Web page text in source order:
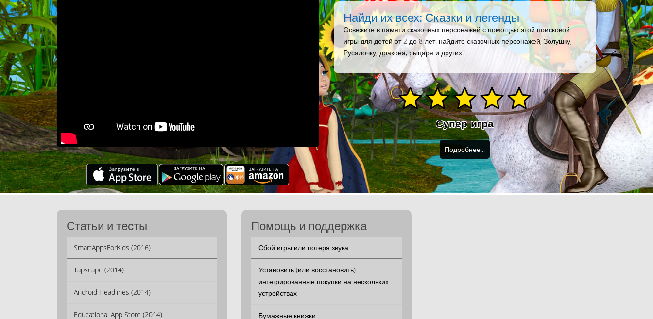
Найди их всех: Сказки и легенды
Освежите в памяти сказочных персонажей с помощью этой поисковой
игры для детей от 2 до 8 лет. найдите сказочных персонажей, Золушку,
Русалочку, дракона, рыцаря и других!
Супер игра
Подробнее...
Статьи и тесты
SmartAppsForKids (2016)
Tapscape (2014)
Android Headlines (2014)
Educational App Store (2014)
Помощь и поддержка
Сбой игры или потеря звука
Установить (или восстановить)
интегрированные покупки на нескольких
устройствах
Бумажные книжки